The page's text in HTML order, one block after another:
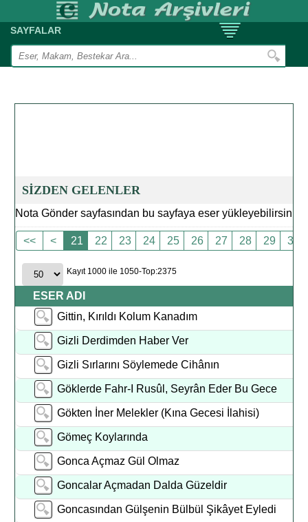
SAYFALAR
SİZDEN GELENLER
Nota Gönder sayfasından bu sayfaya eser yükleyebilirsiniz.
<< < 21 22 23 24 25 26 27 28 29 30
Kayıt 1000 ile 1050-Top:2375
ESER ADI
Gittin, Kırıldı Kolum Kanadım
Gizli Derdimden Haber Ver
Gizli Sırlarını Söylemede Cihânın
Göklerde Fahr-I Rusûl, Seyrân Eder Bu Gece
Gökten İner Melekler (Kına Gecesi İlahisi)
Gömeç Koylarında
Gonca Açmaz Gül Olmaz
Goncalar Açmadan Dalda Güzeldir
Goncasından Gülşenin Bülbül Şikâyet Eyledi